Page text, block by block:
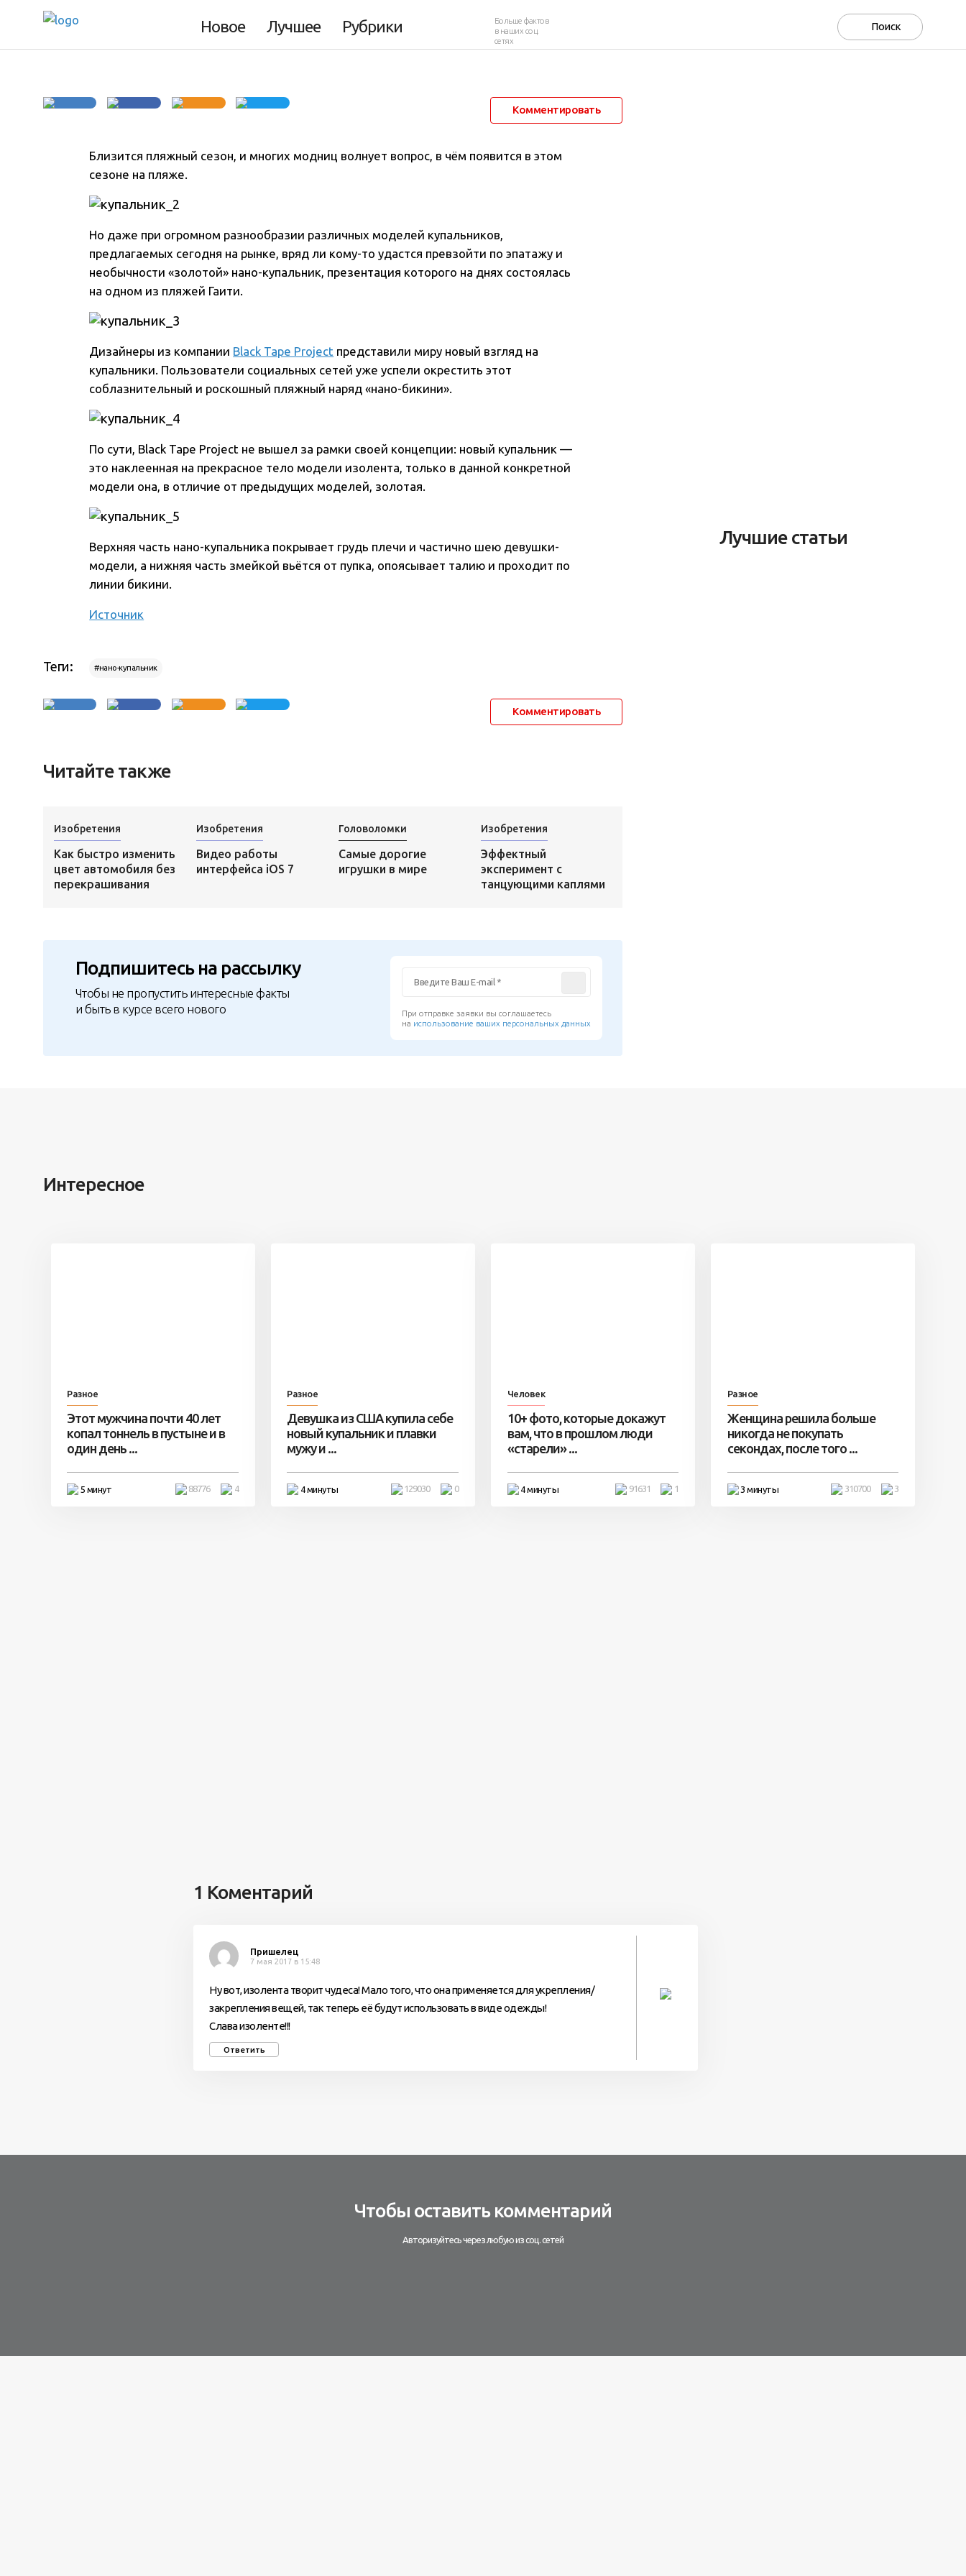
Новое Лучшее Рубрики
Больше фактов
в наших соц.
сетях
Комментировать
Близится пляжный сезон, и многих модниц волнует вопрос, в чём появится в этом
сезоне на пляже.
Но даже при огромном разнообразии различных моделей купальников,
предлагаемых сегодня на рынке, вряд ли кому-то удастся превзойти по эпатажу и
необычности «золотой» нано-купальник, презентация которого на днях состоялась
на одном из пляжей Гаити.
Дизайнеры из компании Black Tape Project представили миру новый взгляд на
купальники. Пользователи социальных сетей уже успели окрестить этот
соблазнительный и роскошный пляжный наряд «нано-бикини».
По сути, Black Tape Project не вышел за рамки своей концепции: новый купальник —
это наклеенная на прекрасное тело модели изолента, только в данной конкретной
модели она, в отличие от предыдущих моделей, золотая.
Верхняя часть нано-купальника покрывает грудь плечи и частично шею девушки-
модели, а нижняя часть змейкой вьётся от пупка, опоясывает талию и проходит по
линии бикини.
Источник
Теги: #нано-купальник
Комментировать
Читайте также
Изобретения
Как быстро изменить
цвет автомобиля без
перекрашивания
Изобретения
Видео работы
интерфейса iOS 7
Головоломки
Самые дорогие
игрушки в мире
Изобретения
Эффектный
эксперимент с
танцующими каплями
Подпишитесь на рассылку
Чтобы не пропустить интересные факты
и быть в курсе всего нового
При отправке заявки вы соглашаетесь
на использование ваших персональных данных
Лучшие статьи
Интересное
Разное
Этот мужчина почти 40 лет
копал тоннель в пустыне и в
один день ...
5 минут 4
88776
Разное
Девушка из США купила себе
новый купальник и плавки
мужу и ...
4 минуты 0
129030
Человек
10+ фото, которые докажут
вам, что в прошлом люди
«старели» ...
4 минуты 1
91631
Разное
Женщина решила больше
никогда не покупать
секондах, после того ...
3 минуты 3
310700
1 Коментарий
Пришелец
7 мая 2017 в 15:48
Ну вот, изолента творит чудеса! Мало того, что она применяется для укрепления/
закрепления вещей, так теперь её будут использовать в виде одежды!
Слава изоленте!!!
Ответить
Чтобы оставить комментарий
Авторизуйтесь через любую из соц. сетей